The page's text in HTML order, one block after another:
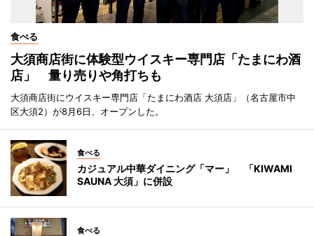
食べる
大須商店街に体験型ウイスキー専門店「たまにわ酒
店」 量り売りや角打ちも
大須商店街にウイスキー専門店「たまにわ酒店 大須店」（名古屋市中
区大須2）が8月6日、オープンした。
食べる
カジュアル中華ダイニング「マー」 「KIWAMI
SAUNA 大須」に併設
食べる